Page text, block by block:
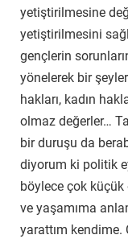
yetiştirilmesine
yetiştirilmesini
gençlerin
yönelerek bir
hakları, kadın
olmaz değerler…
bir duruşu da
diyorum ki politik
böylece çok
ve yaşamıma
yarattım